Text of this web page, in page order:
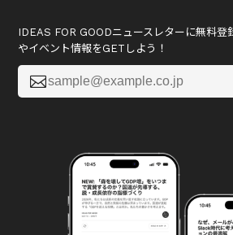
IDEAS FOR GOODニュースレターに無料登
やイベント情報をGETしよう！
